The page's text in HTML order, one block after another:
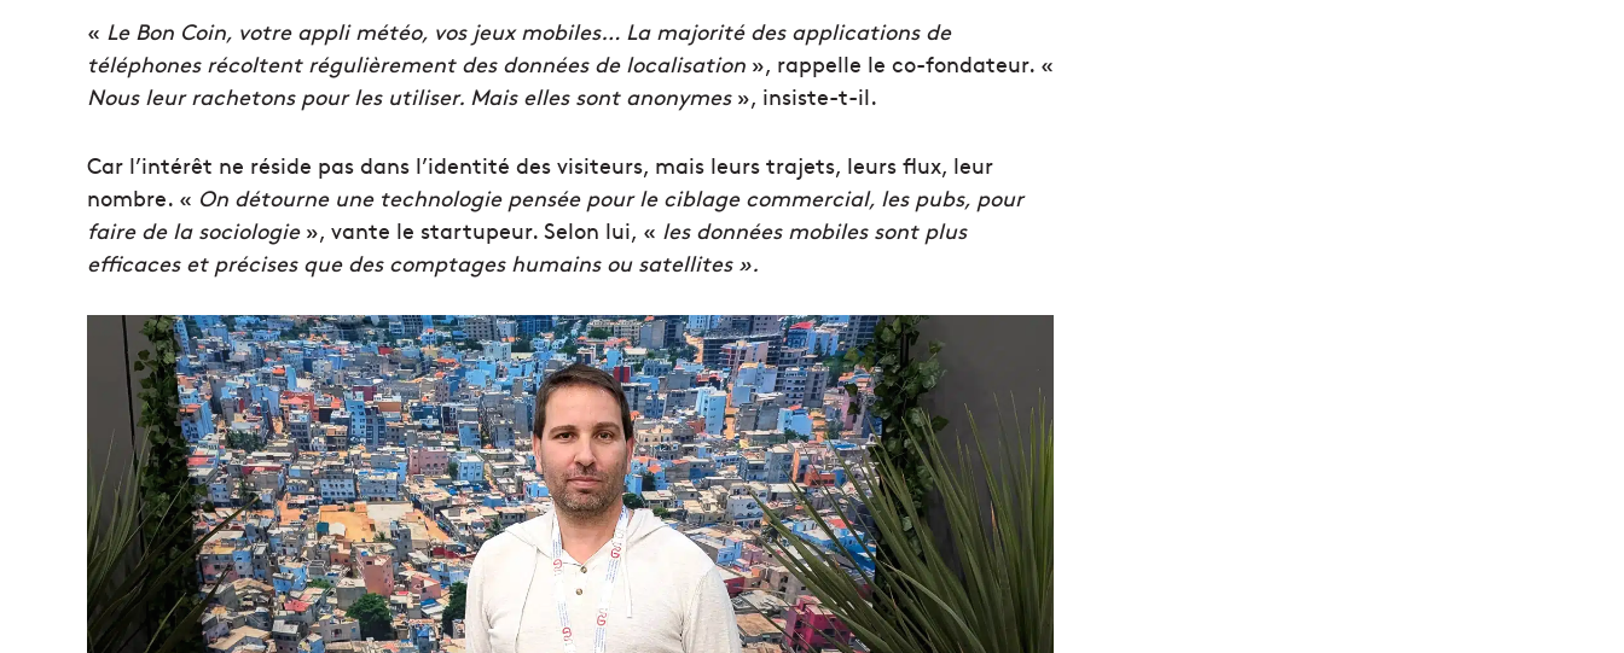
« Le Bon Coin, votre appli météo, vos jeux mobiles… La majorité des applications de
téléphones récoltent régulièrement des données de localisation », rappelle le co-fondateur. «
Nous leur rachetons pour les utiliser. Mais elles sont anonymes», insiste-t-il.
Car l’intérêt ne réside pas dans l’identité des visiteurs, mais leurs trajets, leurs flux, leur
nombre. « On détourne une technologie pensée pour le ciblage commercial, les pubs, pour
faire de la sociologie », vante le startupeur. Selon lui, « les données mobiles sont plus
efficaces et précises que des comptages humains ou satellites ».